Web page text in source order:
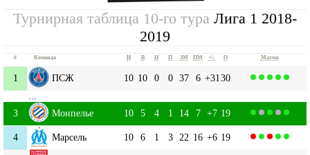
Турнирная таблица 10-го тура Лига 1 2018-
2019
# Команда И В Н П ЗМ ПМ +|- О Матчи
1 ПСЖ 10 10 0 0 37 6 +3130
3
Монпелье 10 5 4 1 14 7 +7 19
4 Марсель 10 6 1 3 22 16 +6 19